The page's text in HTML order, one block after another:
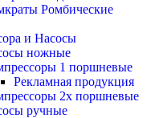
Ромбические
и Насосы
ножные
1 поршневые
Рекламная продукция
2х поршневые
ручные